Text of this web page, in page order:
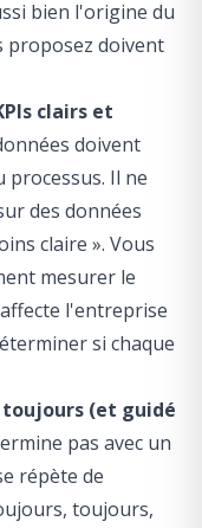
bien l'origine du
proposez doivent
clairs et
doivent
Il ne
des données
claire ». Vous
mesurer le
l'entreprise
si chaque
toujours (et guidé
pas avec un
répète de
toujours,